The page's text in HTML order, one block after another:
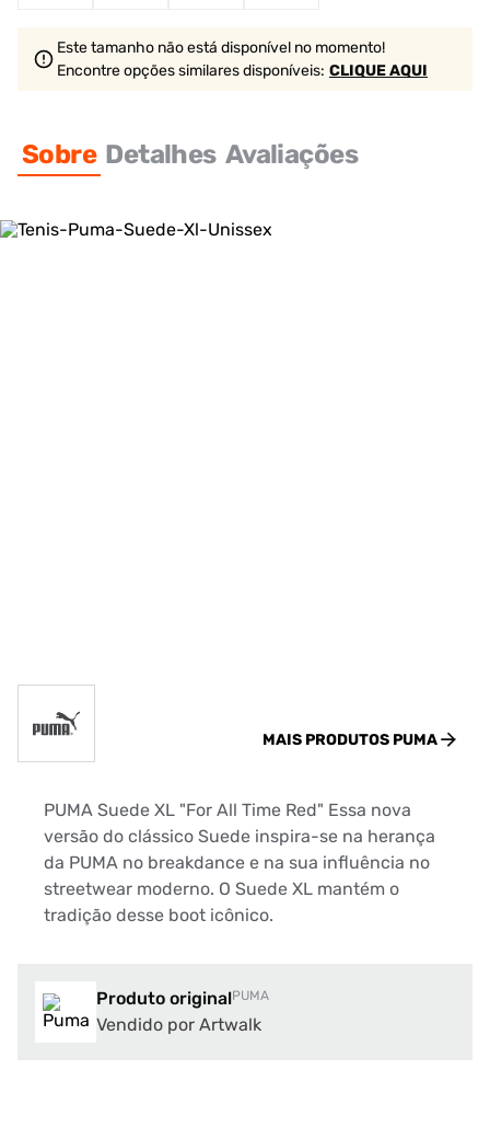
Este tamanho não está disponível no momento!
Encontre opções similaresdisponíveis: CLIQUE AQUI
Sobre Detalhes Avaliações
MAIS PRODUTOS PUMA
PUMA Suede XL "For All Time Red" Essa nova
versão do clássico Suede inspira-se na herança
da PUMA no breakdance e na sua influência no
streetwear moderno. O Suede XL mantém o
tradição desse boot icônico.
Produto originalPUMA
Vendido por Artwalk